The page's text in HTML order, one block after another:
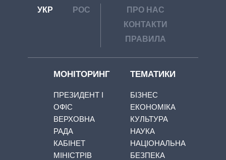
УКР РОС
ПРО НАС
КОНТАКТИ
ПРАВИЛА
МОНІТОРИНГ
ПРЕЗИДЕНТ І
ОФІС
ВЕРХОВНА
РАДА
КАБІНЕТ
МІНІСТРІВ
ТЕМАТИКИ
БІЗНЕС
ЕКОНОМІКА
КУЛЬТУРА
НАУКА
НАЦІОНАЛЬНА
БЕЗПЕКА